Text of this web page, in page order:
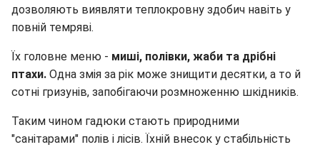
дозволяють виявляти теплокровну здобич навіть у
повній темряві.
Їх головне меню - миші, полівки, жаби та дрібні
птахи. Одна змія за рік може знищити десятки, а то й
сотні гризунів, запобігаючи розмноженню шкідників.
Таким чином гадюки стають природними
"санітарами" полів і лісів. Їхній внесок у стабільність